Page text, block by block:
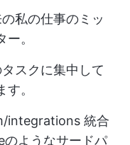
私の仕事のミッ
。
スクに集中して
。
integrations 統合
ようなサードパ